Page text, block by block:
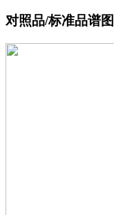
对照品/标准品谱图